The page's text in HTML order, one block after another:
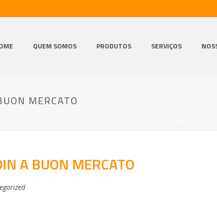
QUEM SOMOS PRODUTOS SERVIÇOS
MERCATO
A BUON MERCATO